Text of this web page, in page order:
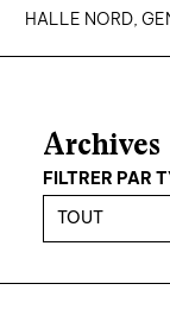
HALLE NORD,
Archives
FILTRER PAR
TOUT